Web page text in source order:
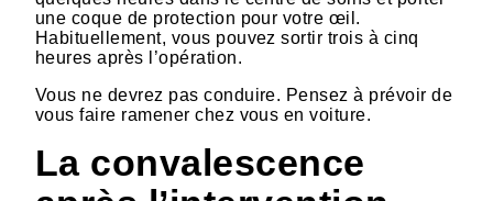
une coque de protection pour votre œil.
Habituellement, vous pouvez sortir trois à cinq
heures après l’opération.
Vous ne devrez pas conduire. Pensez à prévoir de
vous faire ramener chez vous en voiture.
La convalescence